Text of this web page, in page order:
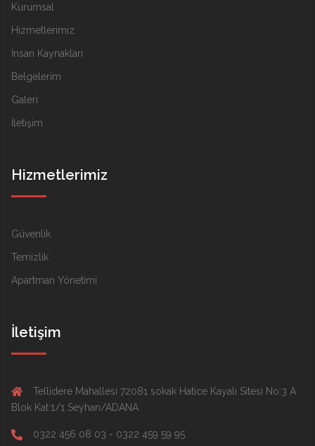
Kurumsal
Hizmetlerimiz
İnsan Kaynakları
Belgelerim
Galeri
İletişim
Hizmetlerimiz
Güvenlik
Temizlik
Apartman Yönetimi
İletişim
Tellidere Mahallesi 72081 sokak Hatice Kayalı Sitesi No:3 A
Blok Kat:1/1 Seyhan/ADANA
0322 456 08 03 - 0322 459 59 95